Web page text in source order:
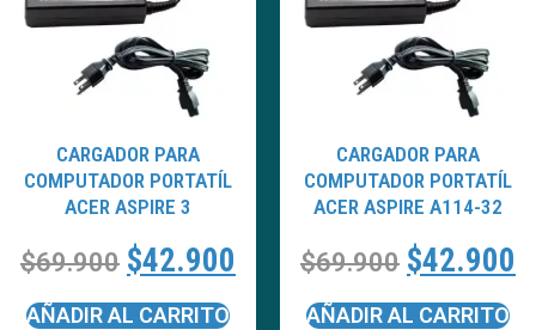
CARGADOR PARA
COMPUTADOR PORTATÍL
ACER ASPIRE 3
$69.900 $42.900
AÑADIR AL CARRITO
CARGADOR PARA
COMPUTADOR PORTATÍL
ACER ASPIRE A114-32
$69.900 $42.900
AÑADIR AL CARRITO